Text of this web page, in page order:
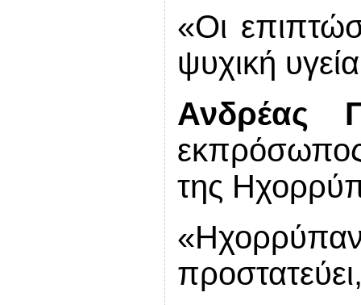
«Οι
ψυχική
Ανδρέας
της